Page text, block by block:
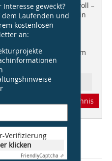
Statisch anspruchsvoll –
der Volksbank in
Platin und Gold vom
Ressort: Architektur
Inhaltsverzeichnis
geweckt?
Laufenden und
kostenlosen
an:
Verifizierung
klicken
FriendlyCaptcha ⇗